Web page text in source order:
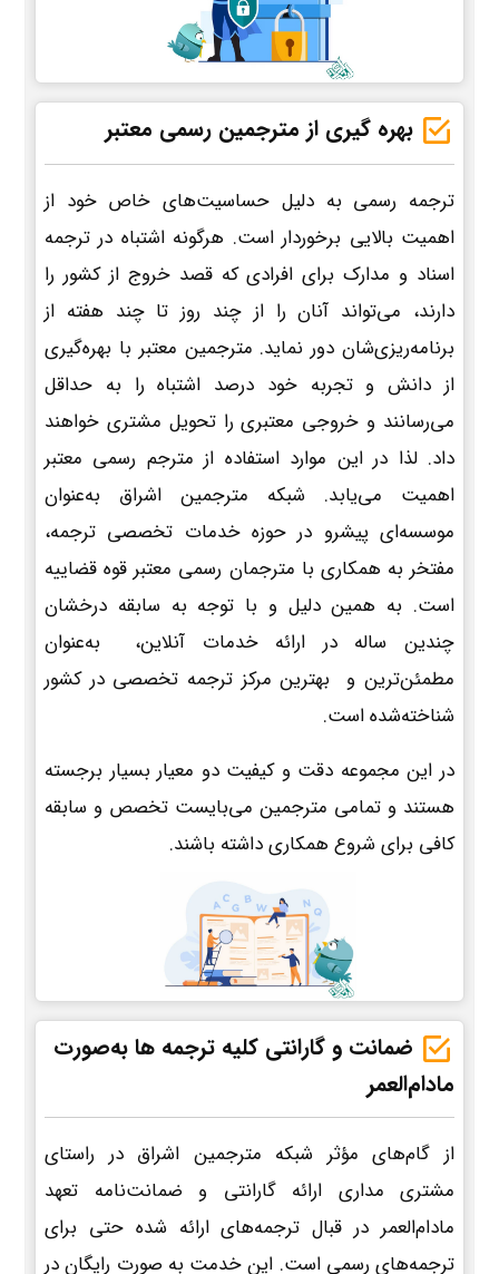
بهره گیری از مترجمین رسمی معتبر
ترجمه رسمی به دلیل حساسیت‌های خاص خود از
اهمیت بالایی برخوردار است. هرگونه اشتباه در ترجمه
اسناد و مدارک برای افرادی که قصد خروج از کشور را
دارند، می‌تواند آنان را از چند روز تا چند هفته از
برنامه‌ریزی‌شان دور نماید. مترجمین معتبر با بهره‌گیری
از دانش و تجربه خود درصد اشتباه را به حداقل
می‌رسانند و خروجی معتبری را تحویل مشتری خواهند
داد. لذا در این موارد استفاده از مترجم رسمی معتبر
اهمیت می‌یابد. شبکه مترجمین اشراق به‌عنوان
موسسه‌ای پیشرو در حوزه خدمات تخصصی ترجمه،
مفتخر به همکاری با مترجمان رسمی معتبر قوه قضاییه
است. به همین دلیل و با توجه به سابقه درخشان
چندین ساله در ارائه خدمات آنلاین، به‌عنوان
مطمئن‌ترین و بهترین مرکز ترجمه تخصصی در کشور
شناخته‌شده است.
در این مجموعه دقت و کیفیت دو معیار بسیار برجسته
هستند و تمامی مترجمین می‌بایست تخصص و سابقه
کافی برای شروع همکاری داشته باشند.
ضمانت و گارانتی کلیه ترجمه ها به‌صورت
مادام‌العمر
از گام‌های مؤثر شبکه مترجمین اشراق در راستای
مشتری مداری ارائه گارانتی و ضمانت‌نامه تعهد
مادام‌العمر در قبال ترجمه‌های ارائه شده حتی برای
ترجمه‌های رسمی است. این خدمت به صورت رایگان در